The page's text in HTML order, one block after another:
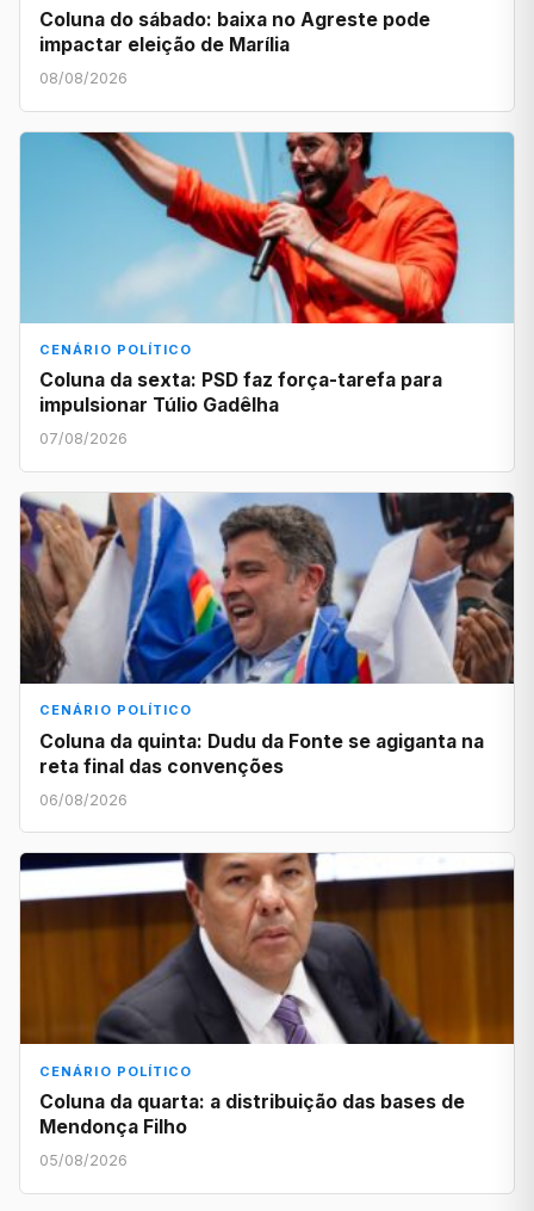
Coluna do sábado: baixa no Agreste pode
impactar eleição de Marília
08/08/2026
CENÁRIO POLÍTICO
Coluna da sexta: PSD faz força-tarefa para
impulsionar Túlio Gadêlha
07/08/2026
CENÁRIO POLÍTICO
Coluna da quinta: Dudu da Fonte se agiganta na
reta final das convenções
06/08/2026
CENÁRIO POLÍTICO
Coluna da quarta: a distribuição das bases de
Mendonça Filho
05/08/2026